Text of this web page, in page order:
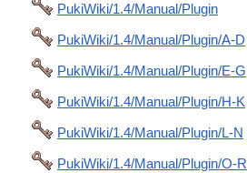
PukiWiki/1.4/Manual/Plugin
PukiWiki/1.4/Manual/Plugin/A-D
PukiWiki/1.4/Manual/Plugin/E-G
PukiWiki/1.4/Manual/Plugin/H-K
PukiWiki/1.4/Manual/Plugin/L-N
PukiWiki/1.4/Manual/Plugin/O-R